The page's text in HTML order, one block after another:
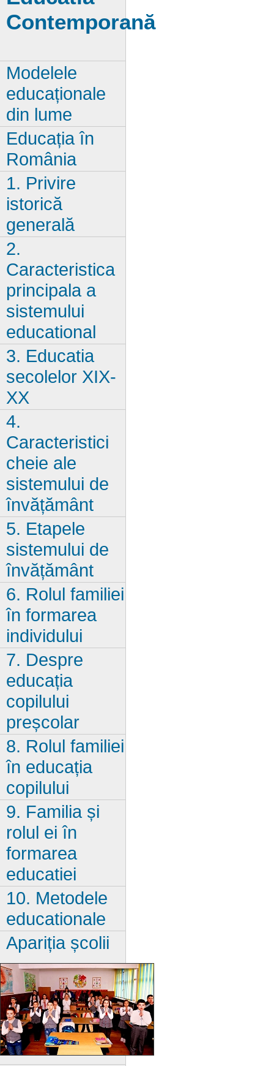
Contemporană
Modelele
educaționale
din lume
Educația în
România
1. Privire
istorică
generală
2.
Caracteristica
principala a
sistemului
educational
3. Educatia
secolelor XIX-
XX
4.
Caracteristici
cheie ale
sistemului de
învățământ
5. Etapele
sistemului de
învățământ
6. Rolul familiei
în formarea
individului
7. Despre
educația
copilului
preșcolar
8. Rolul familiei
în educația
copilului
9. Familia și
rolul ei în
formarea
educatiei
10. Metodele
educationale
Apariția școlii